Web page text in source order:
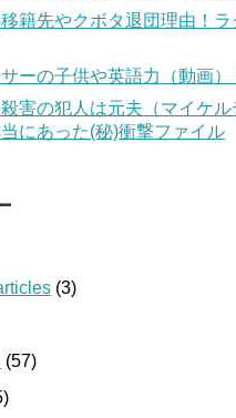
籍先やクボタ退団理由！
ーの子供や英語力（動画）
殺害の犯人は元夫（マイケ
にあった(秘)衝撃ファイル
(3)
(57)